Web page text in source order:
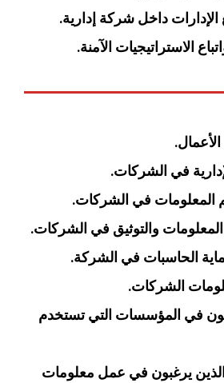
داخل شركة إدارية.
الاستراتيجيات الآمنة.
في الشركات.
المعلومات في الشركات.
والتوثيق في الشركات.
الحاسبات في الشركة.
الشركات.
في المؤسسات التي تستخدم
يرغبون في عمل معلومات